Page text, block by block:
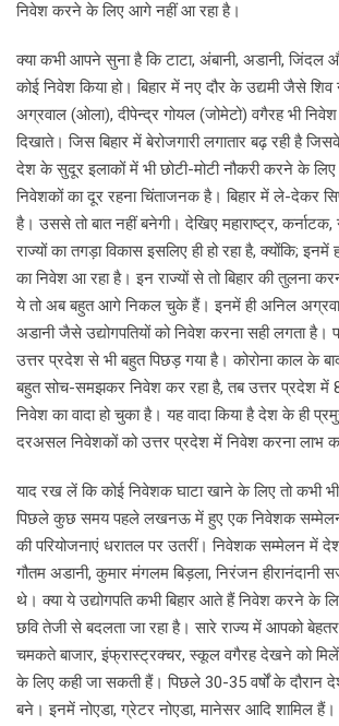
निवेश करने के लिए आगे नहीं आ रहा है।
क्या कभी आपने सुना है कि टाटा, अंबानी, अडानी, जिंदल
कोई निवेश किया हो। बिहार में नए दौर के उद्यमी जैसे
अग्रवाल (ओला), दीपेन्द्र गोयल (जोमेटो) वगैरह भी
दिखाते। जिस बिहार में बेरोजगारी लगातार बढ़ रही है
देश के सुदूर इलाकों में भी छोटी-मोटी नौकरी करने के लिए
निवेशकों का दूर रहना चिंताजनक है। बिहार में ले-देकर
है। उससे तो बात नहीं बनेगी। देखिए महाराष्ट्र,
राज्यों का तगड़ा विकास इसलिए ही हो रहा है, क्योंकि; इनमें
का निवेश आ रहा है। इन राज्यों से तो बिहार की तुलना
ये तो अब बहुत आगे निकल चुके हैं। इनमें ही अनिल
अडानी जैसे उद्योगपतियों को निवेश करना सही लगता है।
उत्तर प्रदेश से भी बहुत पिछड़ गया है। कोरोना काल के
बहुत सोच-समझकर निवेश कर रहा है, तब उत्तर प्रदेश में
निवेश का वादा हो चुका है। यह वादा किया है देश के ही
दरअसल निवेशकों को उत्तर प्रदेश में निवेश करना लाभ
याद रख लें कि कोई निवेशक घाटा खाने के लिए तो कभी
पिछले कुछ समय पहले लखनऊ में हुए एक निवेशक सम्मेलन
की परियोजनाएं धरातल पर उतरीं। निवेशक सम्मेलन में देश
गौतम अडानी, कुमार मंगलम बिड़ला, निरंजन
थे। क्या ये उद्योगपति कभी बिहार आते हैं निवेश करने के
छवि तेजी से बदलता जा रहा है। सारे राज्य में आपको
चमकते बाजार, इंफ्रास्ट्रक्चर, स्कूल वगैरह देखने को
के लिए कही जा सकती हैं। पिछले 30-35 वर्षों के दौरान
बने। इनमें नोएडा, ग्रेटर नोएडा, मानेसर आदि शामिल